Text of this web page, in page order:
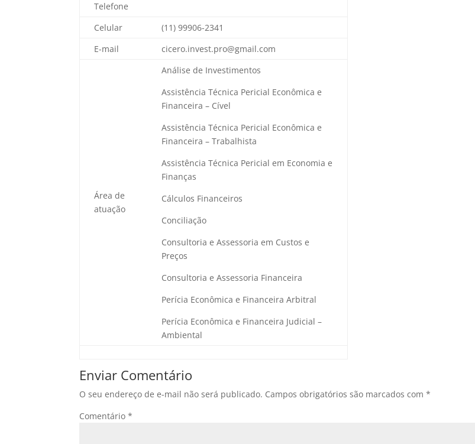
Telefone
Celular
(11) 99906-2341
E-mail
cicero.invest.pro@gmail.com
Área de
atuação
Análise de Investimentos
Assistência Técnica Pericial Econômica e
Financeira – Cível
Assistência Técnica Pericial Econômica e
Financeira – Trabalhista
Assistência Técnica Pericial em Economia e
Finanças
Cálculos Financeiros
Conciliação
Consultoria e Assessoria em Custos e
Preços
Consultoria e Assessoria Financeira
Perícia Econômica e Financeira Arbitral
Perícia Econômica e Financeira Judicial –
Ambiental
Enviar Comentário
O seu endereço de e-mail não será publicado. Campos obrigatórios são marcados com*
Comentário*